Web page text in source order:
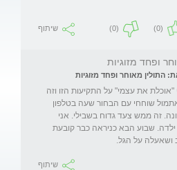
(0)
(0) שיתוף
"אוכלת את עצמי" על התקיעות הזו וזה
שוחחי עם הבחור שעה בטלפון
זה ממש צעד גדוח בשבילי. אני
שבוע הבא כניראה כבר קובעת
ושאעלה על הגל.
שיתוף